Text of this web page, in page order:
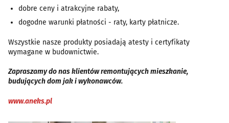
dobre ceny i atrakcyjne rabaty,
dogodne warunki płatności - raty, karty płatnicze.
Wszystkie nasze produkty posiadają atesty i certyfikaty
wymagane w budownictwie.
Zapraszamy do nas klientów remontujących mieszkanie,
budujących dom jak i wykonawców.
www.aneks.pl